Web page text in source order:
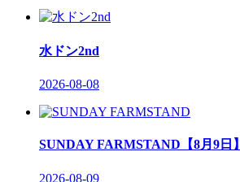
水ドン2nd
2026-08-08
SUNDAY FARMSTAND【8月9日】
2026-08-09